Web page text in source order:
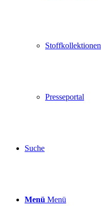
Stoffkollektionen
Presseportal
Suche
Menü Menü